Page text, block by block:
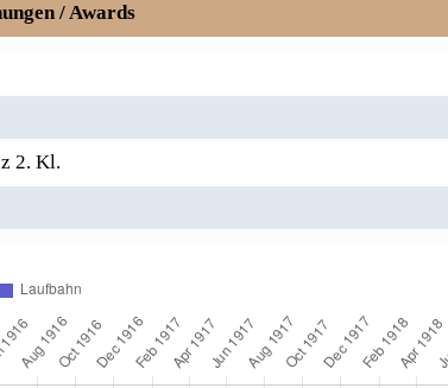
/ Awards
2. Kl.